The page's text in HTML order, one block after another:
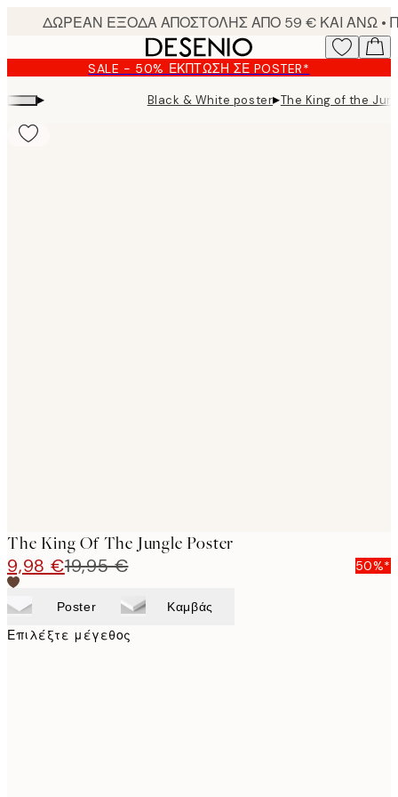
content.
SALE - 50% ΈΚΠΤΩΣΗ ΣΕ POSTER*
▸ Black & White poster▸The King of the
The King Of The Jungle Poster
9,98 €19,95 € 50%*
Poster Καμβάς
Επιλέξτε μέγεθος